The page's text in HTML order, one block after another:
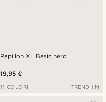
Papillon XL Basic nero
19,95 €
11 COLORI TRENDHIM